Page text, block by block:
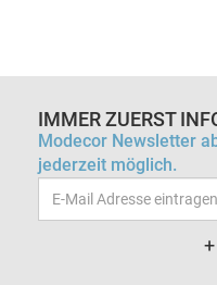
IMMER ZUERST
Modecor Newsletter
jederzeit möglich.
Email-
Adresse